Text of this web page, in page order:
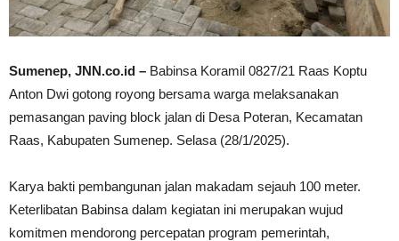
Sumenep, JNN.co.id – Babinsa Koramil 0827/21 Raas Koptu
Anton Dwi gotong royong bersama warga melaksanakan
pemasangan paving block jalan di Desa Poteran, Kecamatan
Raas, Kabupaten Sumenep. Selasa (28/1/2025).
Karya bakti pembangunan jalan makadam sejauh 100 meter.
Keterlibatan Babinsa dalam kegiatan ini merupakan wujud
komitmen mendorong percepatan program pemerintah,